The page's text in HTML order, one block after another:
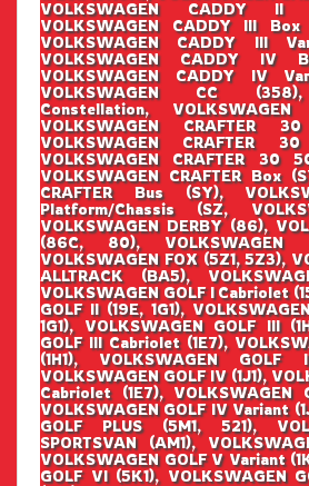
VOLKSWAGEN CADDY II
VOLKSWAGEN CADDY III
VOLKSWAGEN CADDY III
VOLKSWAGEN CADDY IV
VOLKSWAGEN CADDY IV
VOLKSWAGEN CC (358),
Constellation, VOLKSWAGEN
VOLKSWAGEN CRAFTER
VOLKSWAGEN CRAFTER
VOLKSWAGEN CRAFTER 30
VOLKSWAGEN CRAFTER Box
CRAFTER Bus (SY),
Platform/Chassis (SZ,
VOLKSWAGEN DERBY (86),
(86C, 80), VOLKSWAGEN
VOLKSWAGEN FOX (5Z1, 5Z3),
ALLTRACK (BA5),
VOLKSWAGEN GOLF I Cabriolet
GOLF II (19E, 1G1),
1G1), VOLKSWAGEN GOLF III
GOLF III Cabriolet (1E7),
(1H1), VOLKSWAGEN
VOLKSWAGEN GOLF IV (1J1),
Cabriolet (1E7), VOLKSWAGEN
VOLKSWAGEN GOLF IV Variant
GOLF PLUS (5M1, 521),
SPORTSVAN (AM1),
VOLKSWAGEN GOLF V Variant
GOLF VI (5K1), VOLKSWAGEN